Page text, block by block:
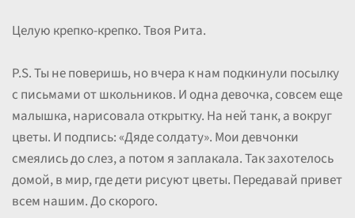
Целую крепко-крепко. Твоя Рита.
P.S. Ты не поверишь, но вчера к нам подкинули посылку
с письмами от школьников. И одна девочка, совсем еще
малышка, нарисовала открытку. На ней танк, а вокруг
цветы. И подпись: «Дяде солдату». Мои девчонки
смеялись до слез, а потом я заплакала. Так захотелось
домой, в мир, где дети рисуют цветы. Передавай привет
всем нашим. До скорого.